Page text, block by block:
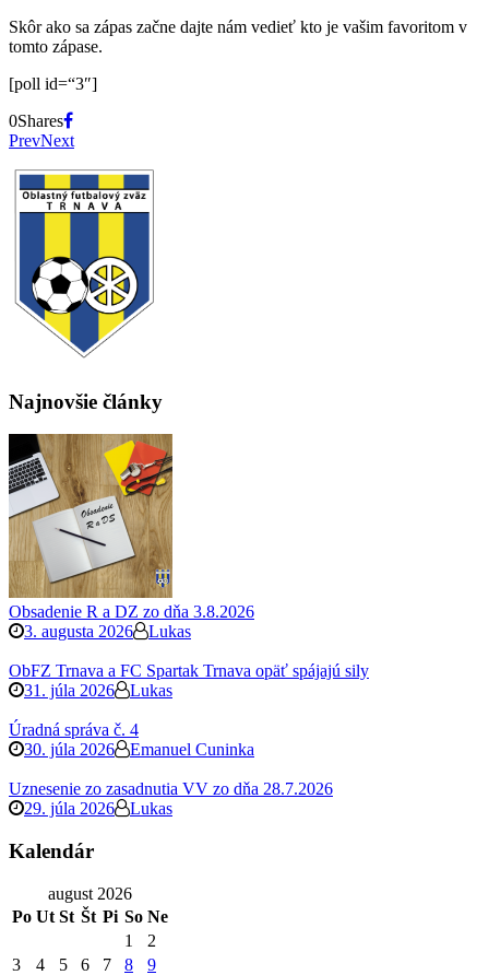
Skôr ako sa zápas začne dajte nám vedieť kto je vašim favoritom v
tomto zápase.
[poll id=“3″]
0Shares
PrevNext
Najnovšie články
Obsadenie R a DZ zo dňa 3.8.2026
3. augusta 2026
Lukas
ObFZ Trnava a FC Spartak Trnava opäť spájajú sily
31. júla 2026
Lukas
Úradná správa č. 4
30. júla 2026
Emanuel Cuninka
Uznesenie zo zasadnutia VV zo dňa 28.7.2026
29. júla 2026
Lukas
Kalendár
august 2026
Po Ut St Št Pi So Ne
1
2
3
4 5 6 7 8
9